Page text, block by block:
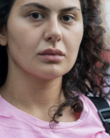
ბიზნესი & ეკონომიკა
საქართველოს
და მდგრადობის
ხელმძღვანელმა,